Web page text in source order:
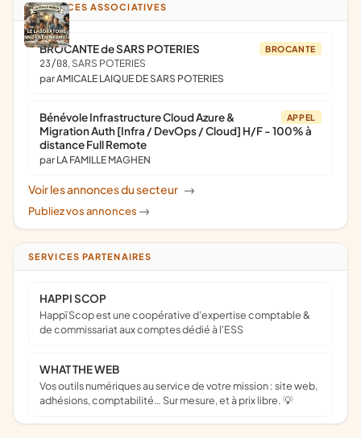
ANNONCES ASSOCIATIVES
BROCANTE
BROCANTE de SARS POTERIES
23/08, SARS POTERIES
par AMICALE LAIQUE DE SARS POTERIES
APPEL
Bénévole Infrastructure Cloud Azure &
Migration Auth [Infra / DevOps / Cloud] H/F - 100% à
distance Full Remote
par LA FAMILLE MAGHEN
Voir les annonces du secteur ->
Publiez vos annonces ->
SERVICES PARTENAIRES
HAPPI SCOP
Happï Scop est une coopérative d’expertise comptable &
de commissariat aux comptes dédié à l'ESS
WHAT THE WEB
Vos outils numériques au service de votre mission : site web,
adhésions, comptabilité… Sur mesure, et à prix libre. 💡